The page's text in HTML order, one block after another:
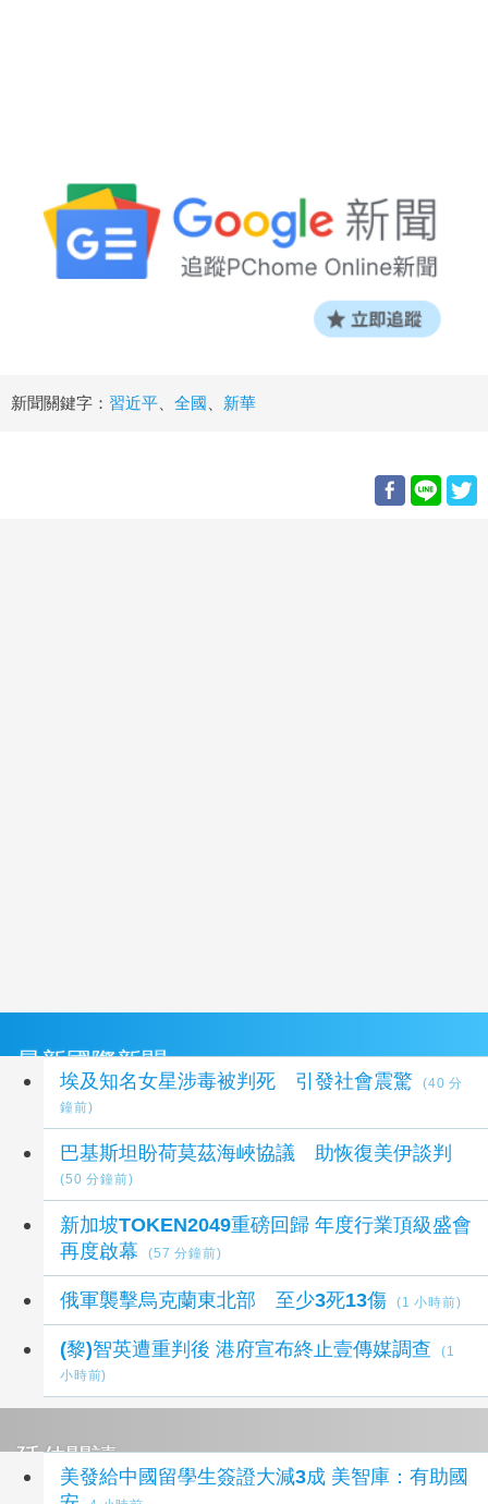
新聞關鍵字： 習近平 全國 新華
最新國際新聞
埃及知名女星涉毒被判死 引發社會震驚
(40 分
鐘前)
巴基斯坦盼荷莫茲海峽協議 助恢復美伊談判
(50 分鐘前)
新加坡TOKEN2049重磅回歸 年度行業頂級盛會
再度啟幕
(57 分鐘前)
俄軍襲擊烏克蘭東北部 至少3死13傷 (1 小時前)
(黎)智英遭重判後 港府宣布終止壹傳媒調查
(1
小時前)
延伸閱讀
美發給中國留學生簽證大減3成 美智庫：有助國